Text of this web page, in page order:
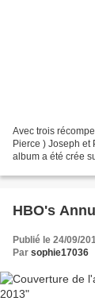
Avec trois
Pierce ) Joseph et
album a été crée
HBO's
Publié le 24/09/
Par sophie17036